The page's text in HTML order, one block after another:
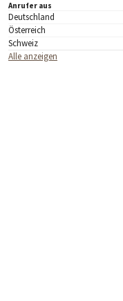
Anrufer aus
Deutschland
Österreich
Schweiz
Alle anzeigen